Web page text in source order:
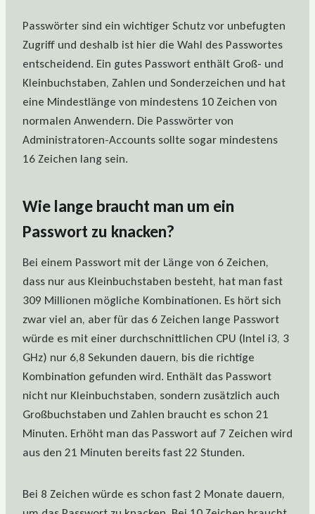
Passwörter sind ein wichtiger Schutz vor unbefugten
Zugriff und deshalb ist hier die Wahl des Passwortes
entscheidend. Ein gutes Passwort enthält Groß- und
Kleinbuchstaben, Zahlen und Sonderzeichen und hat
eine Mindestlänge von mindestens 10 Zeichen von
normalen Anwendern. Die Passwörter von
Administratoren-Accounts sollte sogar mindestens
16 Zeichen lang sein.
Wie lange braucht man um ein
Passwort zu knacken?
Bei einem Passwort mit der Länge von 6 Zeichen,
dass nur aus Kleinbuchstaben besteht, hat man fast
309 Millionen mögliche Kombinationen. Es hört sich
zwar viel an, aber für das 6 Zeichen lange Passwort
würde es mit einer durchschnittlichen CPU (Intel i3, 3
GHz) nur 6,8 Sekunden dauern, bis die richtige
Kombination gefunden wird. Enthält das Passwort
nicht nur Kleinbuchstaben, sondern zusätzlich auch
Großbuchstaben und Zahlen braucht es schon 21
Minuten. Erhöht man das Passwort auf 7 Zeichen wird
aus den 21 Minuten bereits fast 22 Stunden.
Bei 8 Zeichen würde es schon fast 2 Monate dauern,